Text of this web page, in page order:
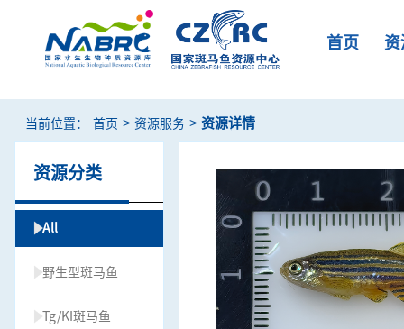
首页
当前位置： 首页 > 资源服务 > 资源详情
资源分类
All
野生型斑马鱼
Tg/KI斑马鱼